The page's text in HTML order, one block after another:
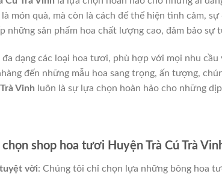
món quà, mà còn là cách để thể hiện tình cảm,
những sản phẩm hoa chất lượng cao, đảm bảo sự
dạng các loại hoa tươi, phù hợp với mọi nhu cầu
đến những mẫu hoa sang trọng, ấn tượng,
Vinh luôn là sự lựa chọn hoàn hảo cho những
chọn shop hoa tươi Huyện Trà Cú Trà
vời: Chúng tôi chỉ chọn lựa những bông hoa